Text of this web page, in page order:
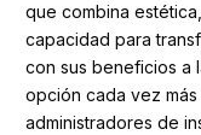
que combina
capacidad para
con sus beneficios a
opción cada vez
administradores de